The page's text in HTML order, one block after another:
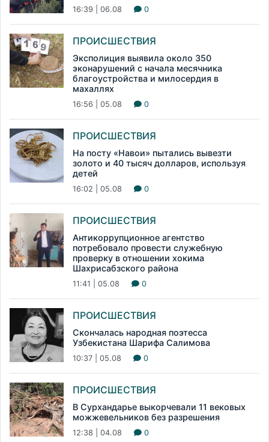
16:39 | 06.08 0
ПРОИСШЕСТВИЯ
Эксполиция выявила около 350
эконарушений с начала месячника
благоустройства и милосердия в
махаллях
16:56 | 05.08 0
ПРОИСШЕСТВИЯ
На посту «Навои» пытались вывезти
золото и 40 тысяч долларов, используя
детей
16:02 | 05.08 0
ПРОИСШЕСТВИЯ
Антикоррупционное агентство
потребовало провести служебную
проверку в отношении хокима
Шахрисабзского района
11:41 | 05.08 0
ПРОИСШЕСТВИЯ
Скончалась народная поэтесса
Узбекистана Шарифа Салимова
10:37 | 05.08 0
ПРОИСШЕСТВИЯ
В Сурхандарье выкорчевали 11 вековых
можжевельников без разрешения
12:38 | 04.08 0